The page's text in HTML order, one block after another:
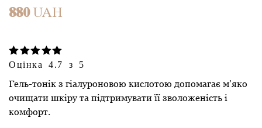
880 UAH
Оцінка 4.7 з 5
Гель-тонік з гіалуроновою кислотою допомагає м’яко
очищати шкіру та підтримувати її зволоженість і
комфорт.